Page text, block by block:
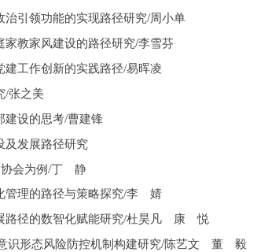
治引领功能的实现路径研究/周小单
家教家风建设的路径研究/李雪芬
建工作创新的实践路径/易晖凌
/张之美
建设的思考/曹建锋
及发展路径研究
会为例/丁 静
管理的路径与策略探究/李 婧
路径的数智化赋能研究/杜昊凡 康 悦
识形态风险防控机制构建研究/陈艺文 董 毅